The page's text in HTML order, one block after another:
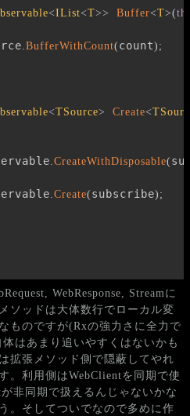
<IList<T>> Buffer<T>(
.BufferWithCount( count) ;
<TSource> Create<
.CreateWithDisposable(
.Create( subscribe) ;
WebResponse, Streamに
ソッドは大体数行でローカル変
ものですが(Rxの強力さに全力で
はあまり追いやすくはないかも
拡張メソッド側で隠蔽してやれ
。利用側はWebClientを同期で使
非同期で扱えるんじゃないかな
。そしてついでなので多めに作